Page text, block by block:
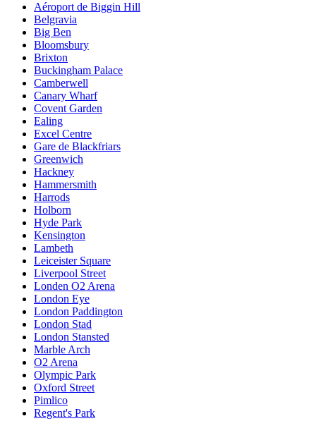
Aéroport de Biggin Hill
Belgravia
Big Ben
Bloomsbury
Brixton
Buckingham Palace
Camberwell
Canary Wharf
Covent Garden
Ealing
Excel Centre
Gare de Blackfriars
Greenwich
Hackney
Hammersmith
Harrods
Holborn
Hyde Park
Kensington
Lambeth
Leiceister Square
Liverpool Street
Londen O2 Arena
London Eye
London Paddington
London Stad
London Stansted
Marble Arch
O2 Arena
Olympic Park
Oxford Street
Pimlico
Regent's Park